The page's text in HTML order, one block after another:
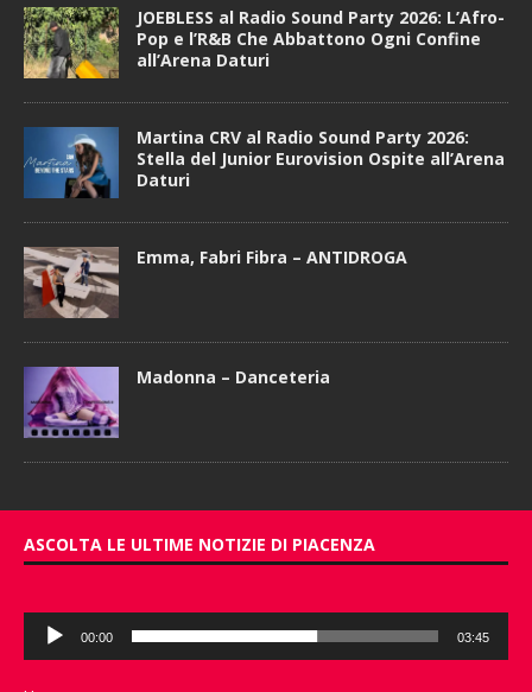
JOEBLESS al Radio Sound Party 2026: L’Afro-
Pop e l’R&B Che Abbattono Ogni Confine
all’Arena Daturi
Martina CRV al Radio Sound Party 2026:
Stella del Junior Eurovision Ospite all’Arena
Daturi
Emma, Fabri Fibra – ANTIDROGA
Madonna – Danceteria
ASCOLTA LE ULTIME NOTIZIE DI PIACENZA
Audio
Player
00:00 03:45